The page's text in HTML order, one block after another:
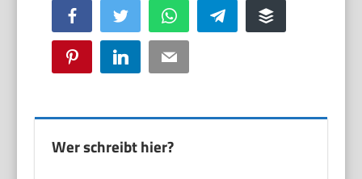
Facebook Twitter WhatsApp Telegram Buffer
Pinterest LinkedIn Email
Wer schreibt hier?